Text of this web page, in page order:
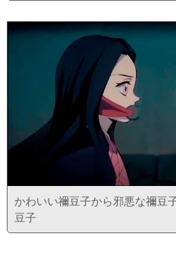
かわいい禰豆子から邪悪な禰豆
豆子